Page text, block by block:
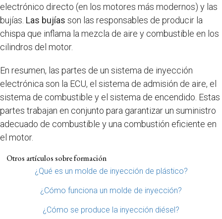
electrónico directo (en los motores más modernos) y las
bujías. Las bujías son las responsables de producir la
chispa que inflama la mezcla de aire y combustible en los
cilindros del motor.
En resumen, las partes de un sistema de inyección
electrónica son la ECU, el sistema de admisión de aire, el
sistema de combustible y el sistema de encendido. Estas
partes trabajan en conjunto para garantizar un suministro
adecuado de combustible y una combustión eficiente en
el motor.
Otros artículos sobre formación
¿Qué es un molde de inyección de plástico?
¿Cómo funciona un molde de inyección?
¿Cómo se produce la inyección diésel?